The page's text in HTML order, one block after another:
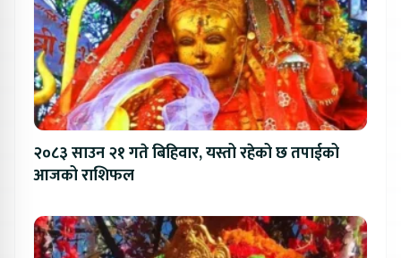
२०८३ साउन २१ गते बिहिवार, यस्तो रहेको छ तपाईको
आजको राशिफल